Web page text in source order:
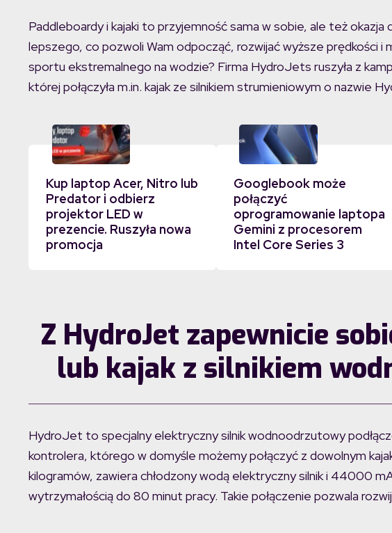
Paddleboardy i kajaki to przyjemność sama w sobie, ale też
lepszego, co pozwoli Wam odpocząć, rozwijać wyższe prędkości i
sportu ekstremalnego na wodzie? Firma HydroJets ruszyła z
której połączyła m.in. kajak ze silnikiem strumieniowym o nazwie
Kup laptop Acer, Nitro lub
Predator i odbierz
projektor LED w
prezencie. Ruszyła nowa
promocja
Googlebook może
połączyć
oprogramowanie laptopa
Gemini z procesorem
Intel Core Series 3
Z HydroJet zapewnicie
lub kajak z silnikiem
HydroJet to specjalny elektryczny silnik wodnoodrzutowy
kontrolera, którego w domyśle możemy połączyć z dowolnym
kilogramów, zawiera chłodzony wodą elektryczny silnik i 44000
wytrzymałością do 80 minut pracy. Takie połączenie pozwala